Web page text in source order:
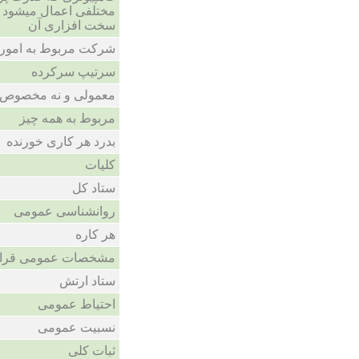
مختلفی اعمال
سخت افزاری آن
شرکت مربوط به
سرتیپ سرکرده
معمولی و نه مخصوص
مربوط به همه چیز
بدرد هر کاری خورنده
کلیات
ستاد کل
روانشناسی عمومی
هر کاره
مشخصات عمومی
ستاد ارتش
احتیاط عمومی
نسبیت عمومی
ثبات کلی